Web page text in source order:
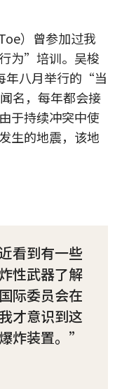
）曾参加过我
为”培训。吴梭
年八月举行的“当
名，每年都会接
于持续冲突中使
生的地震，该地
看到有一些
性武器了解
际委员会在
才意识到这
炸装置。